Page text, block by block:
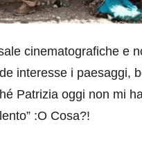
cinematografiche e
interesse i paesaggi,
Patrizia oggi non mi
:O Cosa?!